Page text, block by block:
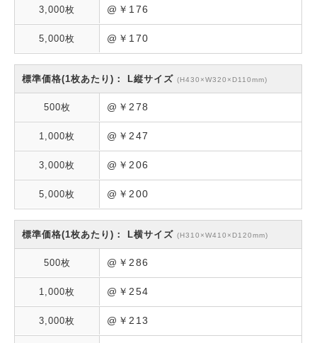
@￥176
@￥170
L縦サイズ(H430×W320×D110mm)
@￥278
@￥247
@￥206
@￥200
L横サイズ(H310×W410×D120mm)
@￥286
@￥254
@￥213